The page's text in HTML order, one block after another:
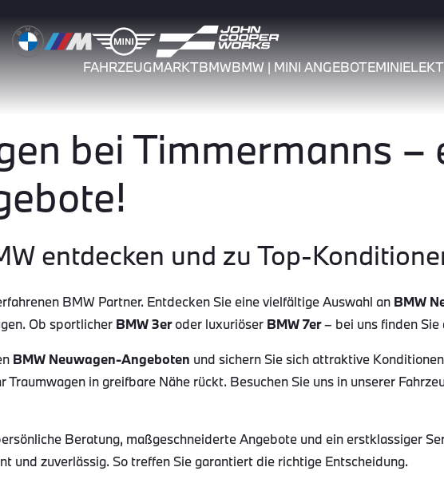
FAHRZEUGMARKTBMWBMW | MINI ANGEBOTEMINI
bei Timmermanns
entdecken und zu Top-
BMW Partner. Entdecken Sie eine vielfältige Auswahl an BMW
Ob sportlicher BMW 3eroder luxuriöser BMW 7er– bei uns finden Sie
BMW Neuwagen-Angeboten und sichern Sie sich attraktive
Traumwagen in greifbare Nähe rückt. Besuchen Sie uns in unserer
Beratung, maßgeschneiderte Angebote und ein erstklassiger
und zuverlässig. So treffen Sie garantiert die richtige Entscheidung.